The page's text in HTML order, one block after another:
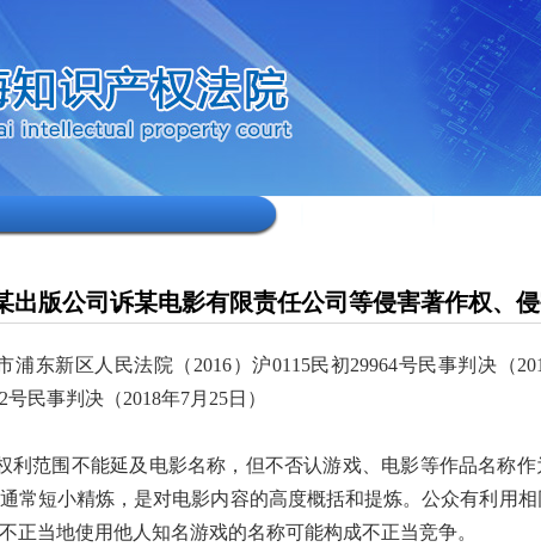
出版公司诉某电影有限责任公司等侵害著作权、
浦东新区人民法院（2016）沪0115民初29964号民事判决（
号民事判决（2018年7月25日）
利范围不能延及电影名称，但不否认游戏、电影等作品名称
常短小精炼，是对电影内容的高度概括和提炼。公众有利用
正当地使用他人知名游戏的名称可能构成不正当竞争。